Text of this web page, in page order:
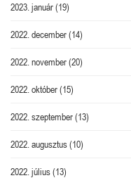
2023. január(19)
2022. december(14)
2022. november(20)
2022. október(15)
2022. szeptember(13)
2022. augusztus(10)
2022. július(13)